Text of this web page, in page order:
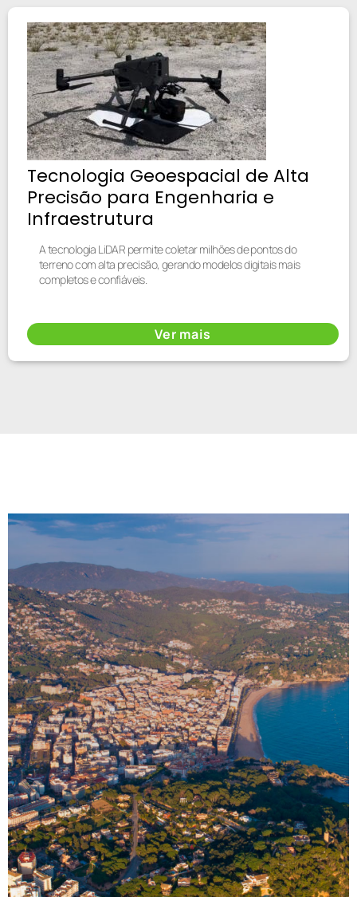
Tecnologia Geoespacial de Alta
Precisão para Engenharia e
Infraestrutura
A tecnologia LiDAR permite coletar milhões de pontos do
terreno com alta precisão, gerando modelos digitais mais
completos e confiáveis.
Ver mais